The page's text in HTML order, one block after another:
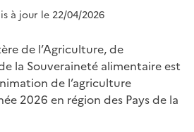
à jour le 22/04/2026
de l’Agriculture, de
la Souveraineté alimentaire est
de l’agriculture
2026 en région des Pays de la